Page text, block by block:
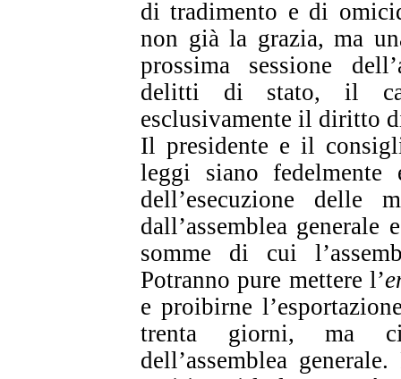
di tradimento e di
non già la grazia, ma
prossima sessione
delitti di stato, il
esclusivamente il diritto
Il presidente e il
leggi siano fedelmente
dell’esecuzione delle
dall’assemblea
somme di cui
Potranno pure mettere l’
e proibirne
trenta giorni, ma
dell’assemblea